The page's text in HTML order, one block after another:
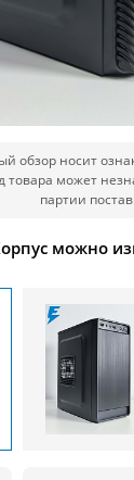
обзор носит
товара может
партии
можно